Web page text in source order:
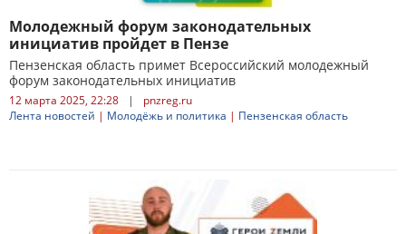
Молодежный форум законодательных
инициатив пройдет в Пензе
Пензенская область примет Всероссийский молодежный
форум законодательных инициатив
12 марта 2025, 22:28 |
pnzreg.ru
Лента новостей | Молодёжь и политика | Пензенская область